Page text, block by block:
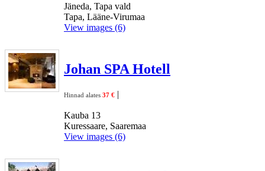
Jäneda, Tapa vald
Tapa, Lääne-Virumaa
View images (6)
Johan SPA Hotell
Hinnad alates 37 € |
Kauba 13
Kuressaare, Saaremaa
View images (6)